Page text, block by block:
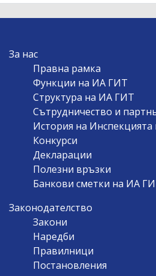
NAVIGATION
За нас
Правна рамка
Функции на ИА ГИТ
Структура на ИА ГИТ
Сътрудничество и
История на Инспекцията
Конкурси
Декларации
Полезни връзки
Банкови сметки на ИА
Законодателство
Закони
Наредби
Правилници
Постановления